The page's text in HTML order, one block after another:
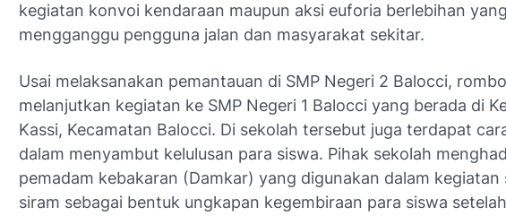
kegiatan konvoi kendaraan maupun aksi euforia berlebihan
mengganggu pengguna jalan dan masyarakat sekitar.
Usai melaksanakan pemantauan di SMP Negeri 2 Balocci,
melanjutkan kegiatan ke SMP Negeri 1 Balocci yang berada di
Kassi, Kecamatan Balocci. Di sekolah tersebut juga terdapat
dalam menyambut kelulusan para siswa. Pihak sekolah
pemadam kebakaran (Damkar) yang digunakan dalam kegiatan
siram sebagai bentuk ungkapan kegembiraan para siswa setelah